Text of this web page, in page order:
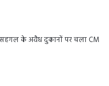
के अवैध दुकानों पर चला CM